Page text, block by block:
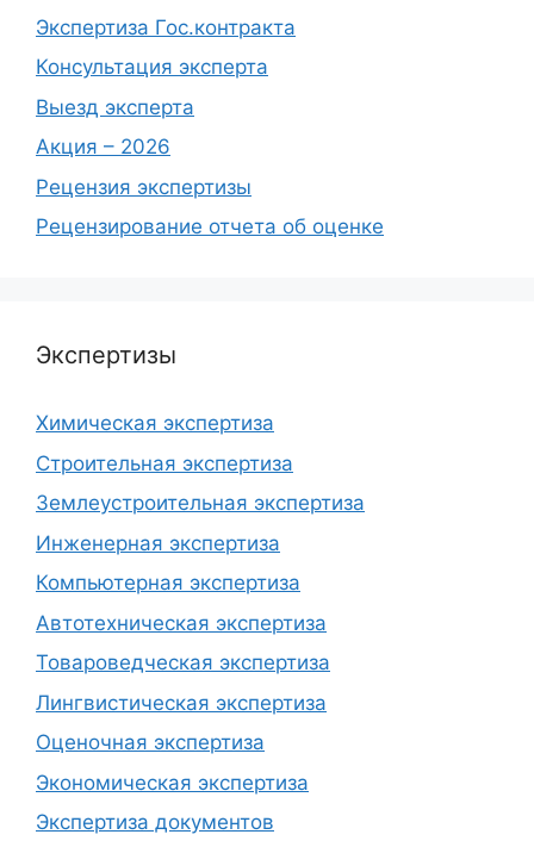
Экспертиза Гос.контракта
Консультация эксперта
Выезд эксперта
Акция – 2026
Рецензия экспертизы
Рецензирование отчета об оценке
Экспертизы
Химическая экспертиза
Строительная экспертиза
Землеустроительная экспертиза
Инженерная экспертиза
Компьютерная экспертиза
Автотехническая экспертиза
Товароведческая экспертиза
Лингвистическая экспертиза
Оценочная экспертиза
Экономическая экспертиза
Экспертиза документов